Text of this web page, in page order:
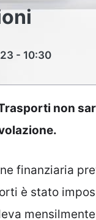
- 10:30
non
finanziaria
è stato